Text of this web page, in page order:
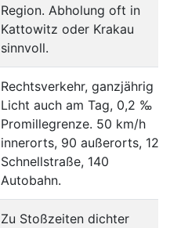
Region. Abholung oft in
Kattowitz oder Krakau
sinnvoll.
Rechtsverkehr, ganzjährig
Licht auch am Tag, 0,2 ‰
Promillegrenze. 50 km/h
innerorts, 90 außerorts, 120
Schnellstraße, 140
Autobahn.
Zu Stoßzeiten dichter